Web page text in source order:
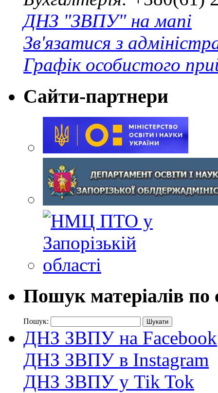
ДНЗ "ЗВПУ" на мапі
Зв'язатися з
Графік особистого
Сайти-партнери
Пошук матеріалів по
Пошук:
ДНЗ ЗВПУ на Facebook
ДНЗ ЗВПУ в Instagram
ДНЗ ЗВПУ у Tik Tok